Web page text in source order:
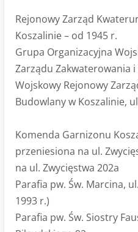
Rejonowy Zarząd
Koszalinie – od 1945 r.
Grupa Organizacyjna
Zarządu Zakwaterowania
Wojskowy Rejonowy
Budowlany w Koszalinie,
Komenda Garnizonu
przeniesiona na ul.
na ul. Zwycięstwa 202a
Parafia pw. Św. Marcina,
1993 r.)
Parafia pw. Św. Siostry